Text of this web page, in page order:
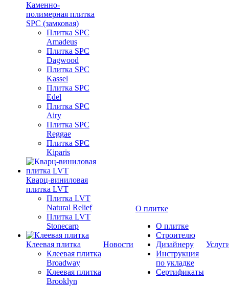
Каменно-
полимерная плитка
SPC (замковая)
Плитка SPC
Amadeus
Плитка SPC
Dagwood
Плитка SPC
Kassel
Плитка SPC
Edel
Плитка SPC
Airy
Плитка SPC
Reggae
Плитка SPC
Kiparis
Кварц-виниловая
плитка LVT
Плитка LVT
Natural Relief
Плитка LVT
Stonecarp
Клеевая плитка
Клеевая плитка
Broadway
Клеевая плитка
Brooklyn
Новости
О плитке
О плитке
Строителю
Дизайнеру
Инструкция
по укладке
Сертификаты